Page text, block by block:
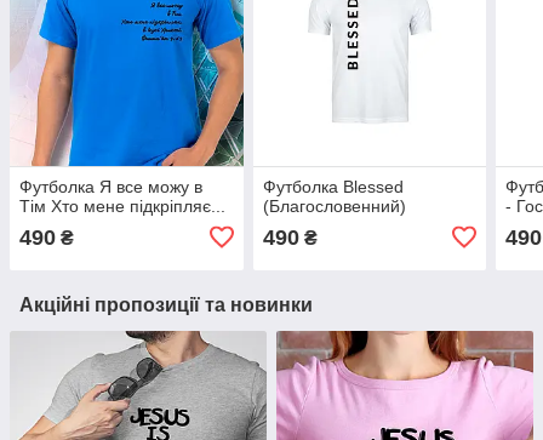
Футболка Я все можу в
Тім Хто мене підкріпляє...
490 ₴
Футболка Blessed
(Благословенний)
490₴
-
490
Акційні пропозиції та новинки